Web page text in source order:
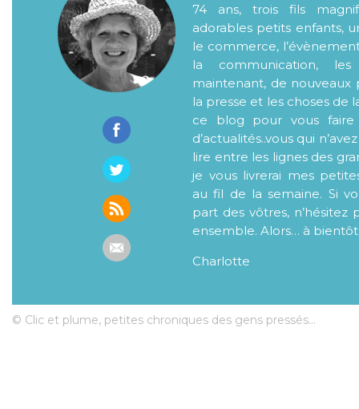
74 ans, trois fils
adorables petits enfants,
le commerce,
la communication,
maintenant, de nouveaux
la presse et les choses de
ce blog pour vous faire
d’actualités..vous qui
lire entre les lignes des
je vous livrerai mes
au fil de la semaine. Si
part des vôtres, n’hésitez
ensemble. Alors… à bientôt
Charlotte
© Clic et plume, petites chroniques des gens pressés...